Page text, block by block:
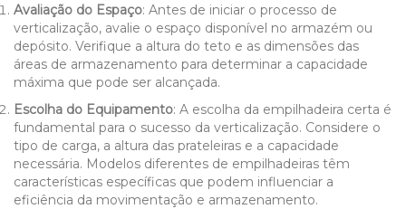
Avaliação do Espaço: Antes de iniciar o processo de
verticalização, avalie o espaço disponível no armazém ou
depósito. Verifique a altura do teto e as dimensões das
áreas de armazenamento para determinar a capacidade
máxima que pode ser alcançada.
Escolha do Equipamento: A escolha da empilhadeira certa é
fundamental para o sucesso da verticalização. Considere o
tipo de carga, a altura das prateleiras e a capacidade
necessária. Modelos diferentes de empilhadeiras têm
características específicas que podem influenciar a
eficiência da movimentação e armazenamento.